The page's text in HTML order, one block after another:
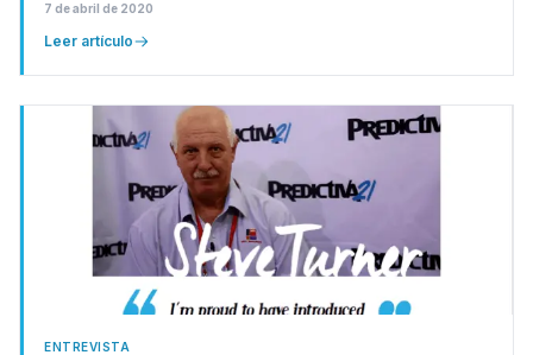
7 de abril de 2020
Leer artículo
ENTREVISTA